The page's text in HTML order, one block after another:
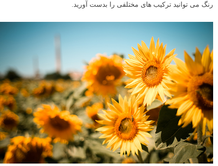
رنگ می توانید ترکیب های مختلفی را بدست آورید.